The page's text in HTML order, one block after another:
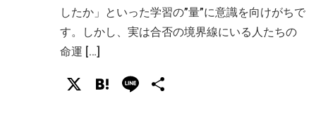
したか」といった学習の”量”に意識を向けがちで
す。しかし、実は合否の境界線にいる人たちの
命運 […]
X Hatena
Line